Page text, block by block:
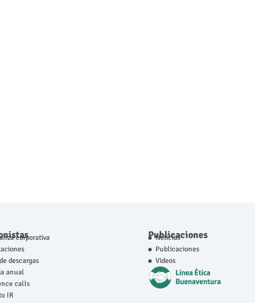
corporativa
descargas
anual
calls
IR
Publicaciones
Noticias
Publicaciones
Videos